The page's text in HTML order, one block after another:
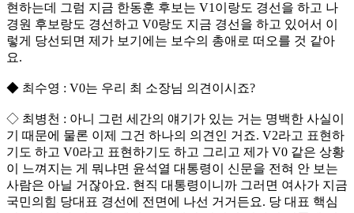
현하는데 그럼 지금 한동훈 후보는 V1이랑도 경선을 하고 나
경원 후보랑도 경선하고 V0랑도 지금 경선을 하고 있어서 이
렇게 당선되면 제가 보기에는 보수의 총애로 떠오를 것 같아
요.
◆ 최수영 : V0는 우리 최 소장님 의견이시죠?
◇ 최병천 : 아니 그런 세간의 얘기가 있는 거는 명백한 사실이
기 때문에 물론 이제 그건 하나의 의견인 거죠. V2라고 표현하
기도 하고 V0라고 표현하기도 하고 그리고 제가 V0 같은 상황
이 느껴지는 게 뭐냐면 윤석열 대통령이 신문을 전혀 안 보는
사람은 아닐 거잖아요. 현직 대통령이니까 그러면 여사가 지금
국민의힘 당대표 경선에 전면에 나선 거거든요. 당 대표 핵심